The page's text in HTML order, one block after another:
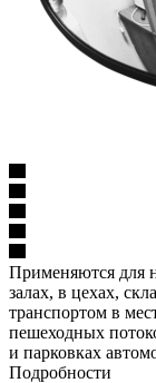
Применяются для
залах, в цехах,
транспортом в
пешеходных
и парковках
Подробности